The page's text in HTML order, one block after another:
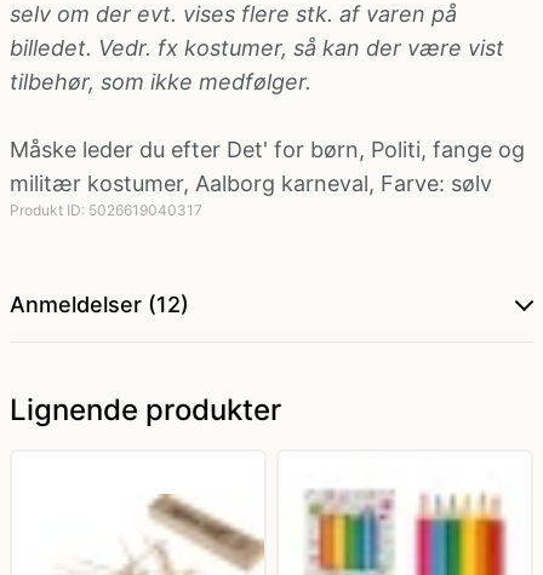
Strømper og handsker
Vinger til kostume
selv om der evt. vises flere stk. af varen på
billedet. Vedr. fx kostumer, så kan der være vist
tilbehør, som ikke medfølger.
Måske leder du efter Det' for børn, Politi, fange og
militær kostumer, Aalborg karneval, Farve: sølv
Produkt ID: 5026619040317
Anmeldelser (12)
Lignende produkter